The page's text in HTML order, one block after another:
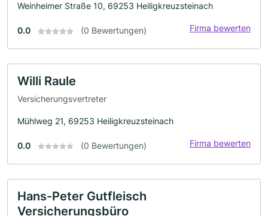
Weinheimer Straße 10, 69253 Heiligkreuzsteinach
0.0 (0 Bewertungen) Firma bewerten
Willi Raule
Versicherungsvertreter
Mühlweg 21, 69253 Heiligkreuzsteinach
0.0 (0 Bewertungen) Firma bewerten
Hans-Peter Gutfleisch
Versicherungsbüro